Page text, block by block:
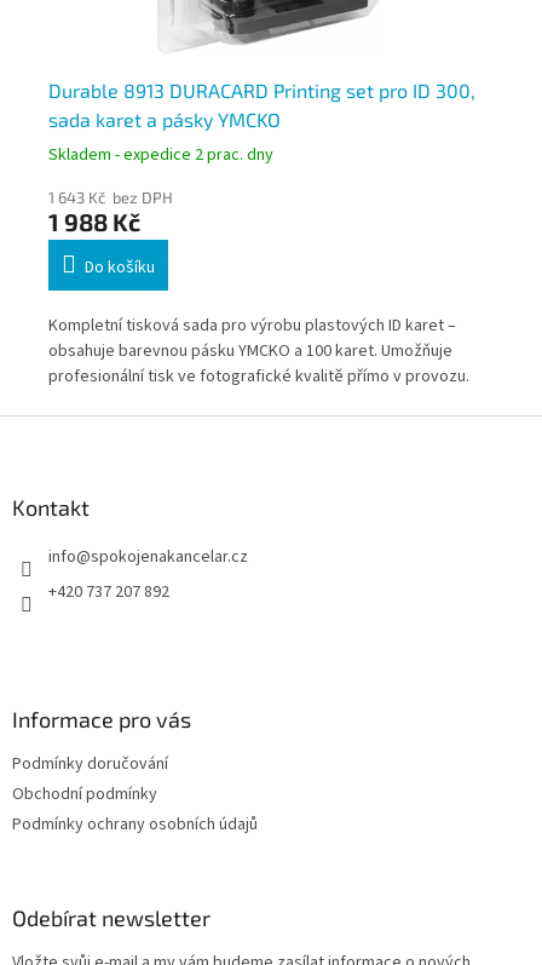
Durable 8913 DURACARD Printing set pro ID 300,
sada karet a pásky YMCKO
Skladem - expedice 2 prac. dny
1 643 Kč bez DPH
1 988 Kč
Do košíku
Kompletní tisková sada pro výrobu plastových ID karet –
obsahuje barevnou pásku YMCKO a 100 karet. Umožňuje
profesionální tisk ve fotografické kvalitě přímo v provozu.
Kontakt
info@spokojenakancelar.cz
+420 737 207 892
Informace pro vás
Podmínky doručování
Obchodní podmínky
Podmínky ochrany osobních údajů
Odebírat newsletter